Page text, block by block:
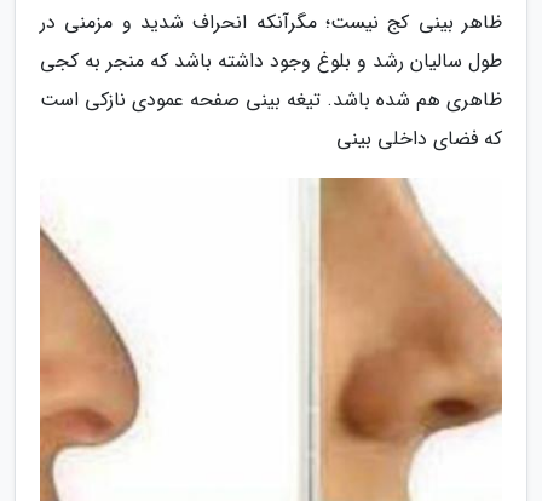
ظاهر بینی کج نیست؛ مگرآنکه انحراف شدید و مزمنی در
طول سالیان رشد و بلوغ وجود داشته باشد که منجر به کجی
ظاهری هم شده باشد. تیغه بینی صفحه عمودی نازکی است
که فضای داخلی بینی